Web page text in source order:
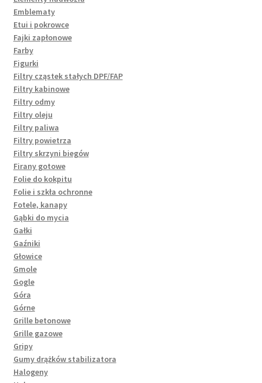
Emblematy
Etui i pokrowce
Fajki zapłonowe
Farby
Figurki
Filtry cząstek stałych DPF/FAP
Filtry kabinowe
Filtry odmy
Filtry oleju
Filtry paliwa
Filtry powietrza
Filtry skrzyni biegów
Firany gotowe
Folie do kokpitu
Folie i szkła ochronne
Fotele, kanapy
Gąbki do mycia
Gałki
Gaźniki
Głowice
Gmole
Gogle
Góra
Górne
Grille betonowe
Grille gazowe
Gripy
Gumy drążków stabilizatora
Halogeny